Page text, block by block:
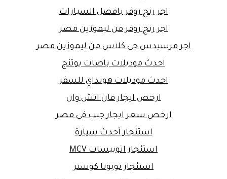
اجر رنج روفر بافضل السيارات
اجر رنج روفر من ليموزين مصر
اجر مرسيدس جي كلاس من ليموزين مصر
احدث موديلات باصات يوتنج
احدث موديلات هونداي للسفر
ارخص ايجار فان اتش وان
ارخص سعر ايجار جيب في مصر
استئجار أحدث سيارة
استئجار اتوبيسات MCV
استئجار تويوتا كوستر